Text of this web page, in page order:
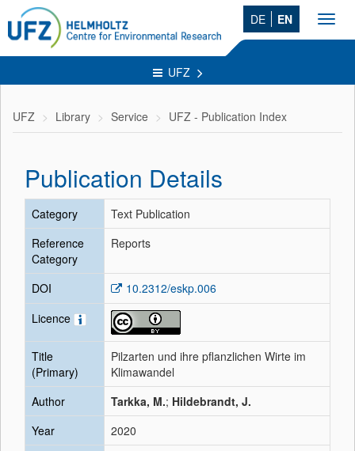
DE EN
UFZ
UFZ Library Service UFZ - Publication Index
Publication Details
Category
Text Publication
Reference
Category
Reports
DOI
10.2312/eskp.006
Licence
Title
(Primary)
Pilzarten und ihre pflanzlichen Wirte im
Klimawandel
Author
Tarkka, M.; Hildebrandt, J.
Year
2020